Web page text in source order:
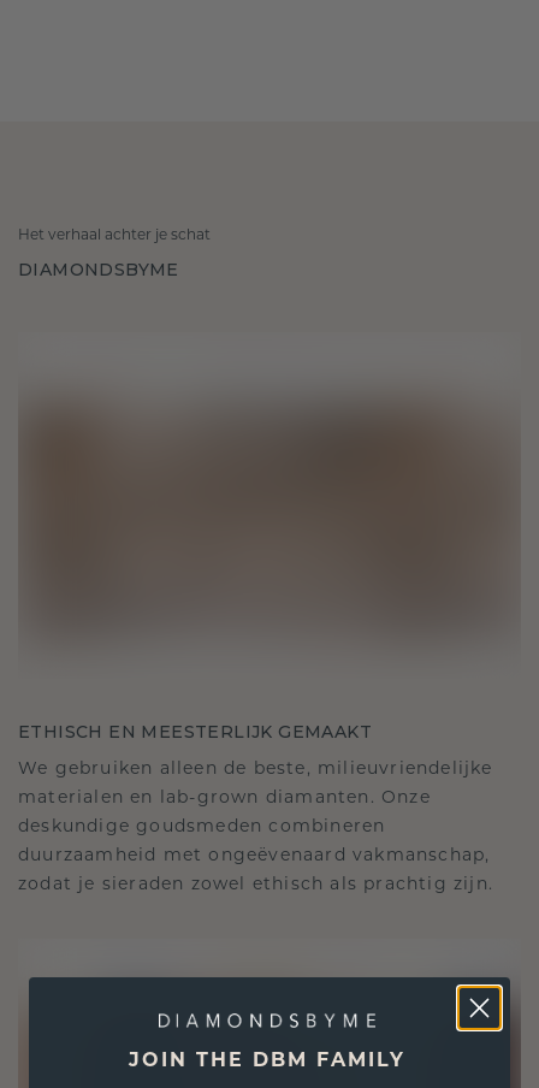
Het verhaal achter je schat
DIAMONDSBYME
ETHISCH EN MEESTERLIJK GEMAAKT
We gebruiken alleen de beste, milieuvriendelijke
materialen en lab-grown diamanten. Onze
deskundige goudsmeden combineren
duurzaamheid met ongeëvenaard vakmanschap,
zodat je sieraden zowel ethisch als prachtig zijn.
JOIN THE DBM FAMILY